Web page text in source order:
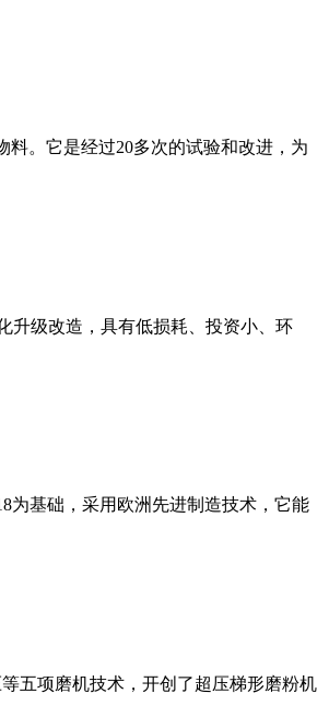
。它是经过20多次的试验和改进，为
升级改造，具有低损耗、投资小、环
为基础，采用欧洲先进制造技术，它能
五项磨机技术，开创了超压梯形磨粉机